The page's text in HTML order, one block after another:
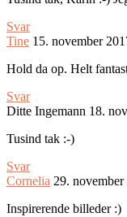
Svar
Tine 15. november
Hold da op. Helt
Svar
Ditte Ingemann 18.
Tusind tak :-)
Svar
Cornelia 29. november
Inspirerende billeder :)